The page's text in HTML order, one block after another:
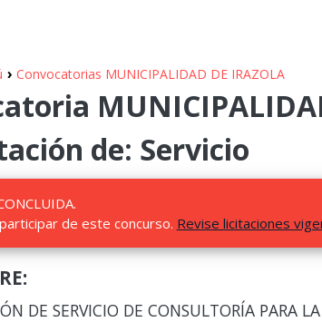
› Convocatorias MUNICIPALIDAD DE IRAZOLA
de: Servicio
de este concurso. Revise licitaciones
DE SERVICIO DE CONSULTORÍA PARA LA